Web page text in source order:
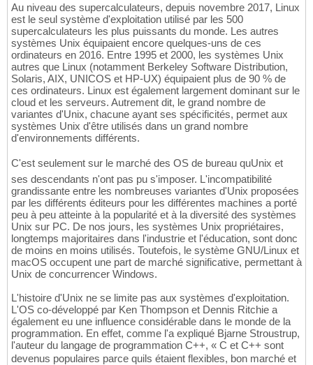
Au niveau des supercalculateurs, depuis novembre 2017, Linux
est le seul système d'exploitation utilisé par les 500
supercalculateurs les plus puissants du monde. Les autres
systèmes Unix équipaient encore quelques-uns de ces
ordinateurs en 2016. Entre 1995 et 2000, les systèmes Unix
autres que Linux (notamment Berkeley Software Distribution,
Solaris, AIX, UNICOS et HP-UX) équipaient plus de 90 % de
ces ordinateurs. Linux est également largement dominant sur le
cloud et les serveurs. Autrement dit, le grand nombre de
variantes d'Unix, chacune ayant ses spécificités, permet aux
systèmes Unix d'être utilisés dans un grand nombre
d'environnements différents.
C'est seulement sur le marché des OS de bureau quUnix et
ses descendants n'ont pas pu s'imposer. L'incompatibilité
grandissante entre les nombreuses variantes d'Unix proposées
par les différents éditeurs pour les différentes machines a porté
peu à peu atteinte à la popularité et à la diversité des systèmes
Unix sur PC. De nos jours, les systèmes Unix propriétaires,
longtemps majoritaires dans l'industrie et l'éducation, sont donc
de moins en moins utilisés. Toutefois, le système GNU/Linux et
macOS occupent une part de marché significative, permettant à
Unix de concurrencer Windows.
L'histoire d'Unix ne se limite pas aux systèmes d'exploitation.
L'OS co-développé par Ken Thompson et Dennis Ritchie a
également eu une influence considérable dans le monde de la
programmation. En effet, comme l'a expliqué Bjarne Stroustrup,
l'auteur du langage de programmation C++, « C et C++ sont
devenus populaires parce quils étaient flexibles, bon marché et